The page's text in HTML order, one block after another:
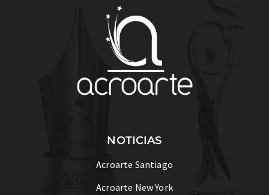
NOTICIAS
Acroarte Santiago
Acroarte New York